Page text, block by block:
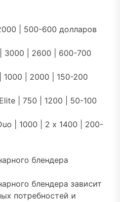
| 500-600 долларов
| 3000 | 2600 | 600-700
1000 | 2000 | 150-200
| 750 | 1200 | 50-100
| 1000 | 2 х 1400 | 200-
блендера
блендера зависит
потребностей и